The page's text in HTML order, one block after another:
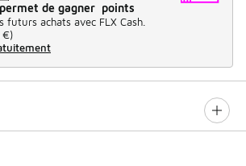
de gagner points
futurs achats avec FLX Cash.
€)